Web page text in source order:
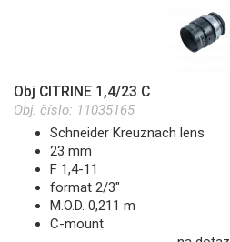
Obj CITRINE 1,4/23 C
Obj. číslo: 11035165
Schneider Kreuznach lens
23 mm
F 1,4-11
format 2/3"
M.O.D. 0,211 m
C-mount